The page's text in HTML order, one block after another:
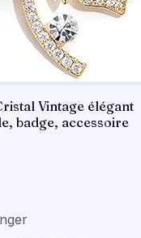
Vintage élégant
badge, accessoire